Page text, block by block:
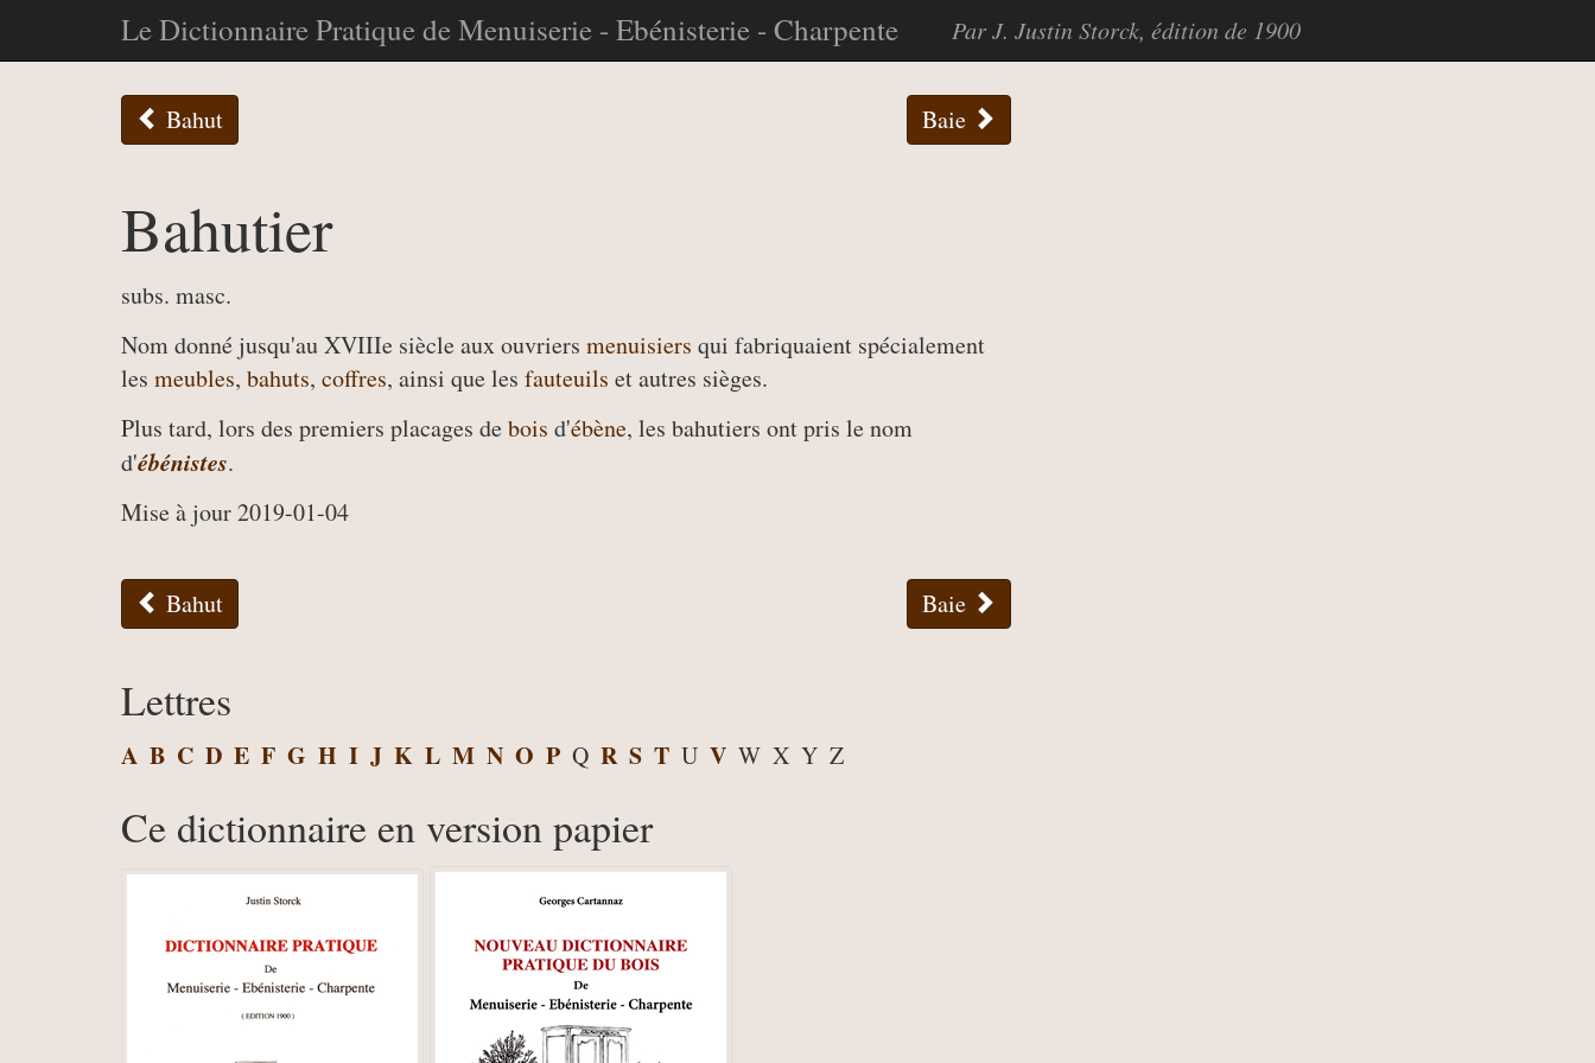
Le Dictionnaire Pratique de Menuiserie - Ebénisterie - Charpente Par J. Justin Storck, édition de 1900
Bahut Baie
Bahutier
subs. masc.
Nom donné jusqu'au XVIIIe siècle aux ouvriers menuisiers qui fabriquaient spécialement
les meubles, bahuts, coffres, ainsi que les fauteuils et autres sièges.
Plus tard, lors des premiers placages debois d'ébène, les bahutiers ont pris le nom
d'ébénistes.
Mise à jour 2019-01-04
Bahut Baie
Lettres
A B C D E F G H I J K L M N O P Q R S T U V W X Y Z
Ce dictionnaire en version papier